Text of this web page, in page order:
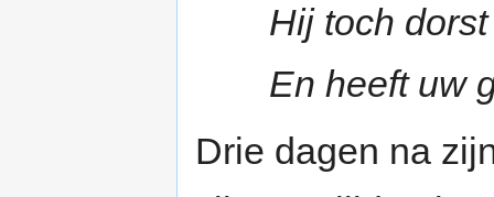
Hij toch
En heeft uw
Drie dagen na